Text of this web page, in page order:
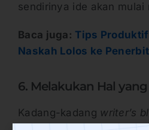
sendirinya ide akan mulai
Baca juga: Tips
Naskah Lolos ke Penerbit
6. Melakukan Hal
Kadang-kadang writer’s